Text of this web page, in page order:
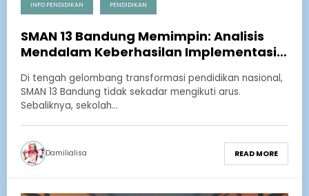
INFO PENDIDIKAN PENDIDIKAN
SMAN 13 Bandung Memimpin: Analisis
Mendalam Keberhasilan Implementasi
Di tengah gelombang transformasi pendidikan nasional,
SMAN 13 Bandung tidak sekadar mengikuti arus.
Sebaliknya, sekolah…
Damilialisa READ MORE